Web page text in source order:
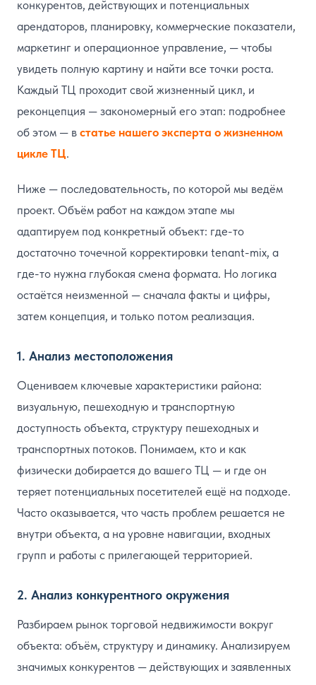
конкурентов, действующих и потенциальных
арендаторов, планировку, коммерческие показатели,
маркетинг и операционное управление, — чтобы
увидеть полную картину и найти все точки роста.
Каждый ТЦ проходит свой жизненный цикл, и
реконцепция — закономерный его этап: подробнее
об этом — в статье нашего эксперта о жизненном
цикле ТЦ.
Ниже — последовательность, по которой мы ведём
проект. Объём работ на каждом этапе мы
адаптируем под конкретный объект: где-то
достаточно точечной корректировки tenant-mix, а
где-то нужна глубокая смена формата. Но логика
остаётся неизменной — сначала факты и цифры,
затем концепция, и только потом реализация.
1. Анализ местоположения
Оцениваем ключевые характеристики района:
визуальную, пешеходную и транспортную
доступность объекта, структуру пешеходных и
транспортных потоков. Понимаем, кто и как
физически добирается до вашего ТЦ — и где он
теряет потенциальных посетителей ещё на подходе.
Часто оказывается, что часть проблем решается не
внутри объекта, а на уровне навигации, входных
групп и работы с прилегающей территорией.
2. Анализ конкурентного окружения
Разбираем рынок торговой недвижимости вокруг
объекта: объём, структуру и динамику. Анализируем
значимых конкурентов — действующих и заявленных